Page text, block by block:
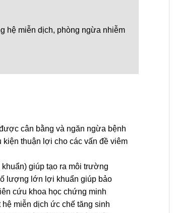
hệ miễn dịch, phòng ngừa nhiễm
cân bằng và ngăn ngừa bệnh
kiện thuận lợi cho các vấn đề viêm
giúp tạo ra môi trường
lượng lớn lợi khuẩn giúp bảo
cứu khoa học chứng minh
miễn dịch ức chế tăng sinh